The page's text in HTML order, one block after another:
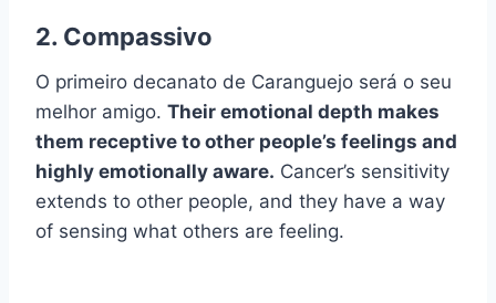
2. Compassivo
O primeiro decanato de Caranguejo será o seu
melhor amigo. Their emotional depth makes
them receptive to other people’s feelings and
highly emotionally aware. Cancer’s sensitivity
extends to other people, and they have a way
of sensing what others are feeling.